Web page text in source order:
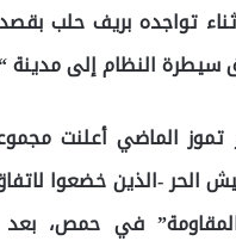
تواجده بريف حلب
النظام إلى مدينة
الماضي أعلنت
الحر -الذين خضعوا
في حمص،